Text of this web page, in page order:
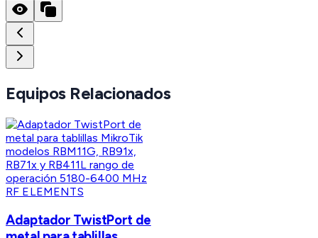
Equipos Relacionados
RF ELEMENTS
Adaptador TwistPort de